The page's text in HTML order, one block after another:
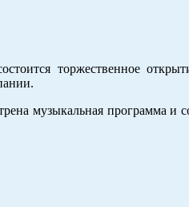
торжественное
музыкальная программа